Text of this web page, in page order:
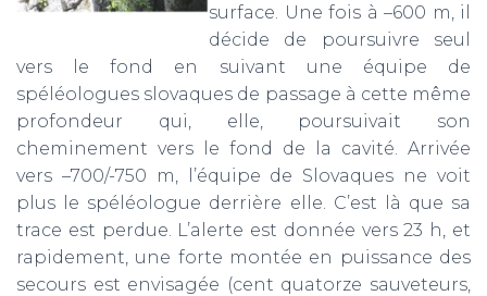
surface. Une fois à –600 m, il
décide de poursuivre seul
vers le fond en suivant une équipe de
spéléologues slovaques de passage à cette même
profondeur qui, elle, poursuivait son
cheminement vers le fond de la cavité. Arrivée
vers –700/-750 m, l’équipe de Slovaques ne voit
plus le spéléologue derrière elle. C’est là que sa
trace est perdue. L’alerte est donnée vers 23 h, et
rapidement, une forte montée en puissance des
secours est envisagée (cent quatorze sauveteurs,